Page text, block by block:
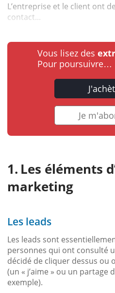
L’entreprise et le client ont
contact...
Vous lisez des
Pour poursuivre…
Je
Les éléments
marketing
Les leads
Les leads sont
personnes qui ont consulté
décidé de cliquer dessus ou
(un « j’aime » ou un partage
exemple).